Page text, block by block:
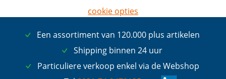
Een assortiment van 120.000 plus artikelen
Shipping binnen 24 uur
Particuliere verkoop enkel via de Webshop
cookie opties
ik ga akkoord met cookies